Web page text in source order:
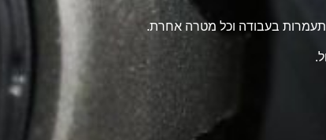
בעבודה וכל מטרה אחרת.